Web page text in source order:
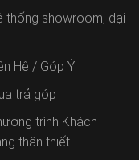
thống showroom, đại
Hệ / Góp Ý
trả góp
trình Khách
thân thiết